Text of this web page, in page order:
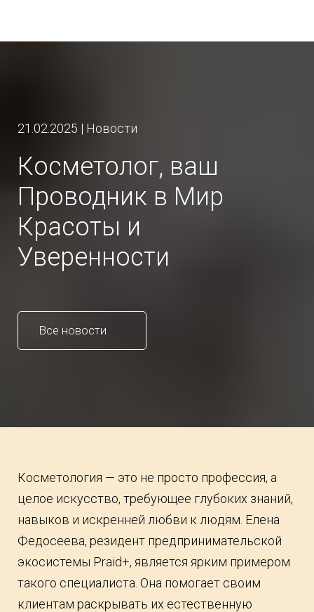
21.02.2025 | Новости
Косметолог, ваш
Проводник в Мир
Красоты и
Уверенности
Все новости
Косметология — это не просто профессия, а
целое искусство, требующее глубоких знаний,
навыков и искренней любви к людям. Елена
Федосеева, резидент предпринимательской
экосистемы Praid+, является ярким примером
такого специалиста. Она помогает своим
клиентам раскрывать их естественную